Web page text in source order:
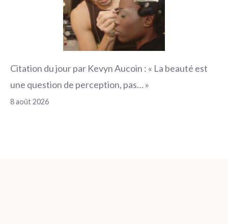
Citation du jour par Kevyn Aucoin : « La beauté est
une question de perception, pas… »
8 août 2026